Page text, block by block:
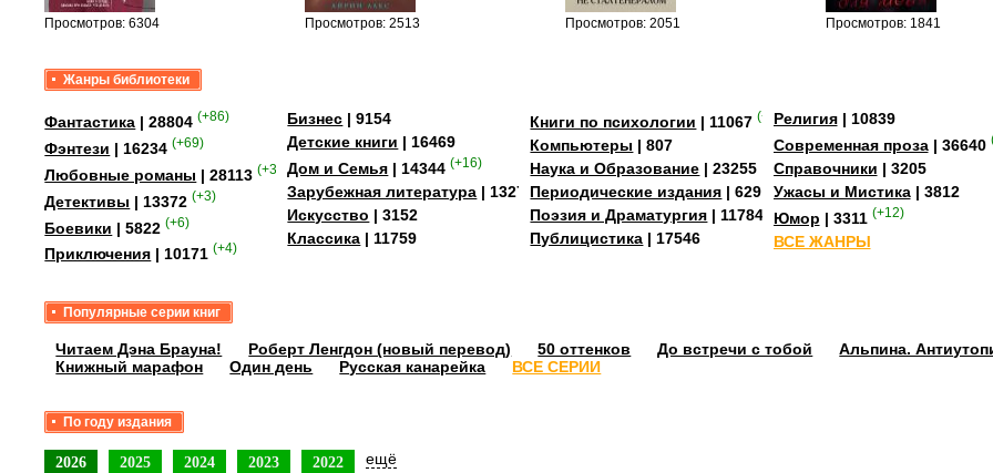
Просмотров: 6304 Просмотров: 2513 Просмотров: 2051 Просмотров: 1841
Жанры библиотеки
Фантастика | 28804 (+86)
Фэнтези | 16234 (+69)
Любовные романы | 28113 (+358)
Детективы | 13372 (+3)
Боевики | 5822 (+6)
Приключения | 10171 (+4)
Бизнес | 9154
Детские книги | 16469
Дом и Семья | 14344 (+16)
Зарубежная литература | 13273
Искусство | 3152
Классика | 11759
Книги по психологии | 11067 (+3)
Компьютеры | 807
Наука и Образование | 23255
Периодические издания | 629
Поэзия и Драматургия | 11784
Публицистика | 17546
Религия| 10839
Современная проза| 36640
Справочники | 3205
Ужасы и Мистика| 3812
Юмор | 3311 (+12)
ВСЕ ЖАНРЫ
Популярные серии книг
Читаем Дэна Брауна! Роберт Ленгдон (новый перевод) 50 оттенков До встречи с тобой
Альпина.
Книжный марафон
Один день Русская канарейка ВСЕ СЕРИИ
По году издания
2026 2025 2024 2023 2022 ещё